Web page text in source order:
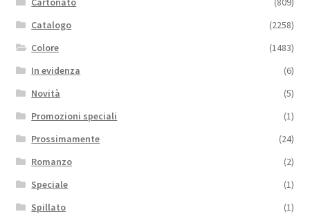
Catalogo
(2258)
Colore
(1483)
In evidenza
(6)
Novità
(5)
Promozioni speciali
(1)
Prossimamente
(24)
Romanzo
(2)
Speciale
(1)
Spillato
(1)